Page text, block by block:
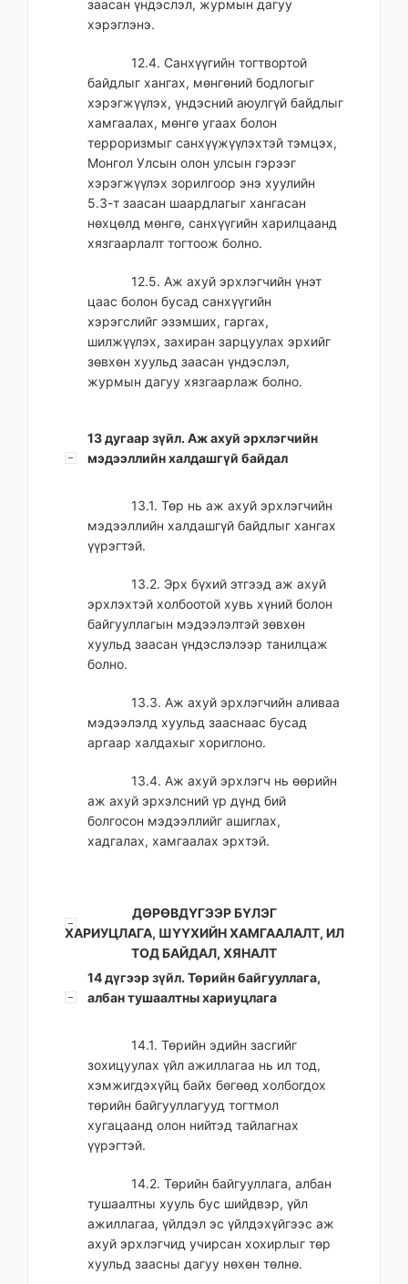
заасан үндэслэл, журмын дагуу
хэрэглэнэ.
12.4. Санхүүгийн тогтвортой
байдлыг хангах, мөнгөний бодлогыг
хэрэгжүүлэх, үндэсний аюулгүй байдлыг
хамгаалах, мөнгө угаах болон
терроризмыг санхүүжүүлэхтэй тэмцэх,
Монгол Улсын олон улсын гэрээг
хэрэгжүүлэх зорилгоор энэ хуулийн
5.3-т заасан шаардлагыг хангасан
нөхцөлд мөнгө, санхүүгийн харилцаанд
хязгаарлалт тогтоож болно.
12.5. Аж ахуй эрхлэгчийн үнэт
цаас болон бусад санхүүгийн
хэрэгслийг эзэмших, гаргах,
шилжүүлэх, захиран зарцуулах эрхийг
зөвхөн хуульд заасан үндэслэл,
журмын дагуу хязгаарлаж болно.
13 дугаар зүйл. Аж ахуй эрхлэгчийн
мэдээллийн халдашгүй байдал
13.1. Төр нь аж ахуй эрхлэгчийн
мэдээллийн халдашгүй байдлыг хангах
үүрэгтэй.
13.2. Эрх бүхий этгээд аж ахуй
эрхлэхтэй холбоотой хувь хүний болон
байгууллагын мэдээлэлтэй зөвхөн
хуульд заасан үндэслэлээр танилцаж
болно.
13.3. Аж ахуй эрхлэгчийн аливаа
мэдээлэлд хуульд зааснаас бусад
аргаар халдахыг хориглоно.
13.4. Аж ахуй эрхлэгч нь өөрийн
аж ахуй эрхэлсний үр дүнд бий
болгосон мэдээллийг ашиглах,
хадгалах, хамгаалах эрхтэй.
ДӨРӨВДҮГЭЭР БҮЛЭГ
ХАРИУЦЛАГА, ШҮҮХИЙН ХАМГААЛАЛТ, ИЛ
ТОД БАЙДАЛ, ХЯНАЛТ
14 дүгээр зүйл. Төрийн байгууллага,
албан тушаалтны хариуцлага
14.1. Төрийн эдийн засгийг
зохицуулах үйл ажиллагаа нь ил тод,
хэмжигдэхүйц байх бөгөөд холбогдох
төрийн байгууллагууд тогтмол
хугацаанд олон нийтэд тайлагнах
үүрэгтэй.
14.2. Төрийн байгууллага, албан
тушаалтны хууль бус шийдвэр, үйл
ажиллагаа, үйлдэл эс үйлдэхүйгээс аж
ахуй эрхлэгчид учирсан хохирлыг төр
хуульд заасны дагуу нөхөн төлнө.